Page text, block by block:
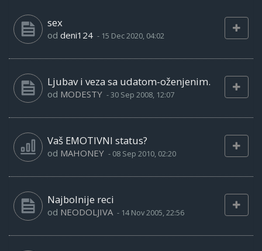
sex
od deni124 - 15 Dec 2020, 04:02
Ljubav i veza sa udatom-oženjenim.
od MODESTY -30 Sep 2008, 12:07
Vaš EMOTIVNI status?
od MAHONEY - 08 Sep 2010, 02:20
Najbolnije reci
od NEODOLJIVA - 14 Nov 2005, 22:56